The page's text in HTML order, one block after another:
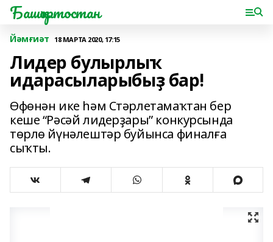
Башҡортостан
Йәмғиәт 18 МАРТА 2020, 17:15
Лидер булырлыҡ
идарасыларыбыҙ бар!
Өфөнән ике һәм Стәрлетамаҡтан бер
кеше “Рәсәй лидерҙары” конкурсында
төрлө йүнәлештәр буйынса финалға
сыҡты.